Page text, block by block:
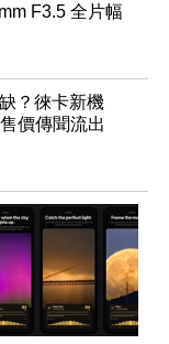
F3.5 全片幅
？徠卡新機
價傳聞流出